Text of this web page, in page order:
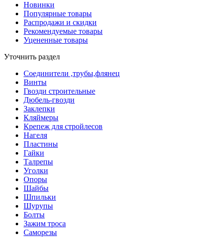
Новинки
Популярные товары
Распродажи и скидки
Рекомендуемые товары
Уцененные товары
Уточнить раздел
Соединители ,трубы,флянец
Винты
Гвозди строительные
Дюбель-гвозди
Заклепки
Кляймеры
Крепеж для стройлесов
Нагеля
Пластины
Гайки
Талрепы
Уголки
Опоры
Шайбы
Шпильки
Шурупы
Болты
Зажим троса
Саморезы